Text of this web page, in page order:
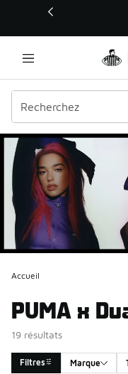
Ce lien s’ouvrira dans
Accueil
PUMA x
19 résultats
Filtres Marque